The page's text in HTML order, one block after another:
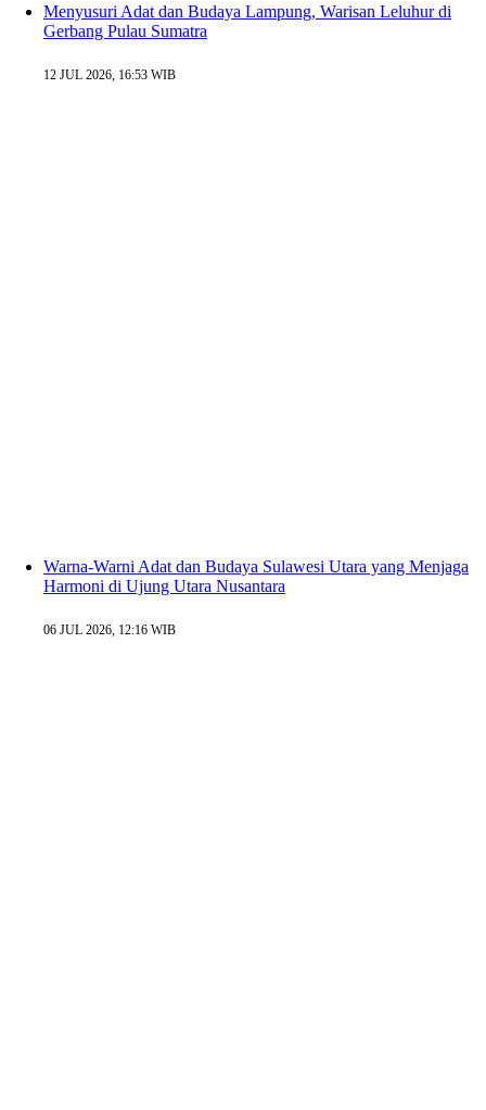
Menyusuri Adat dan Budaya Lampung, Warisan Leluhur di
Gerbang Pulau Sumatra
12 JUL 2026, 16:53 WIB
Warna-Warni Adat dan Budaya Sulawesi Utara yang Menjaga
Harmoni di Ujung Utara Nusantara
06 JUL 2026, 12:16 WIB